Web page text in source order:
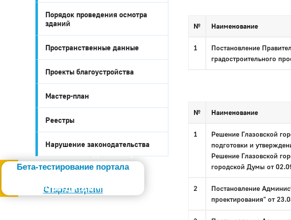
Жителям
Бизнесу
КСО
Дума
+7 (34141) 21-300
Бета-тестирование портала
Старая версия
Слабовидящим
Порядок проведения осмотра
зданий
Пространственные данные
Проекты благоустройства
Мастер-план
Реестры
Нарушение законодательства
№
Наименование
1
Постановление
градостроительного
№
Наименование
1
Решение Глазовской
подготовки и
Решение Глазовской
городской Думы от
2
Постановление
проектирования" от